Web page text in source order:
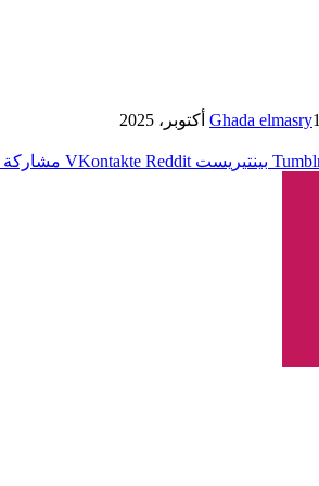
Ghada elmasry1 أكتوبر، 2025
بينتيريست مشاركة